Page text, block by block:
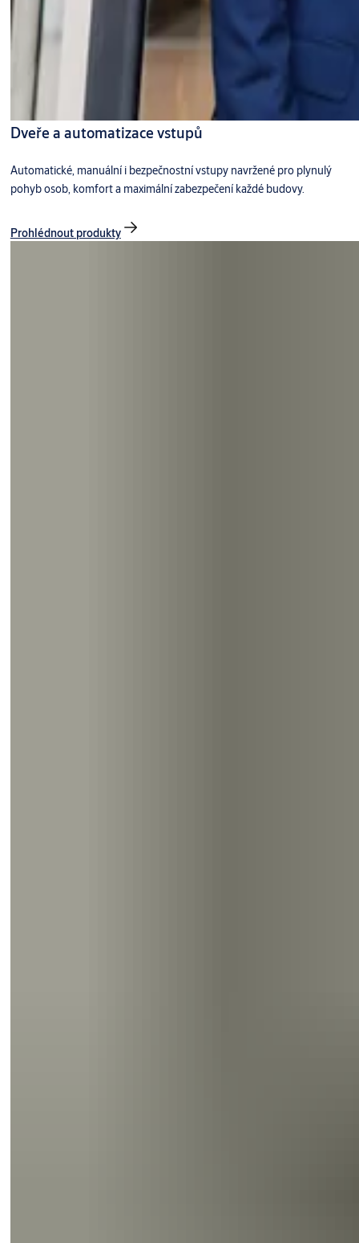
Dveře a automatizace vstupů
Automatické, manuální i bezpečnostní vstupy navržené pro plynulý
pohyb osob, komfort a maximální zabezpečení každé budovy.
Prohlédnout produkty